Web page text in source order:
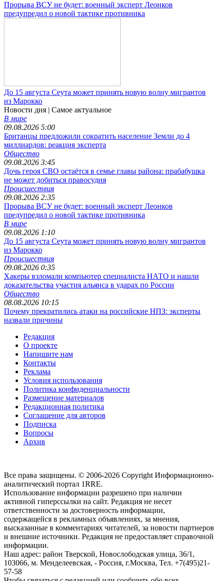
Прорыва ВСУ не будет: военный эксперт Леонков
предупредил о новой тактике противника
До 15 августа Сеута может принять новую волну мигрантов
из Марокко
Новости дня | Самое актуальное
В мире
09.08.2026 5:00
Британцы предложили сократить население Земли до 4
миллиардов: реакция эксперта
Общество
09.08.2026 3:45
Дочь героя СВО остаётся в семье главы района: прабабушка
не может добиться правосудия
Происшествия
09.08.2026 2:35
Прорыва ВСУ не будет: военный эксперт Леонков
предупредил о новой тактике противника
В мире
09.08.2026 1:10
До 15 августа Сеута может принять новую волну мигрантов
из Марокко
Происшествия
09.08.2026 0:35
Хакеры взломали компьютер специалиста НАТО и нашли
доказательства участия альянса в ударах по России
Общество
08.08.2026 10:15
Почему прекратились атаки на российские НПЗ: эксперты
назвали причины
Редакция
О проекте
Напишите нам
Контакты
Реклама
Условия использования
Политика конфиденциальности
Размещение материалов
Редакционная политика
Соглашение для авторов
Подписка
Вопросы
Архив
Все права защищены. © 2006-2026 CopyrightИнформационно-
аналитический портал 1RRE.
Использование информации разрешено при наличии
активной гиперссылки на сайт. Редакция не несет
ответственности за достоверность информации,
содержащейся в рекламных объявлениях, за мнения,
высказанные в комментариях читателей, за новости партнеров
и внешние источники. Редакция не предоставляет справочной
информации.
Наш адрес: район Тверской, Новослободская улица, 36/1,
103066, м. Менделеевская, - Россия, г.Москва, Тел. +7(495)21-
57-58